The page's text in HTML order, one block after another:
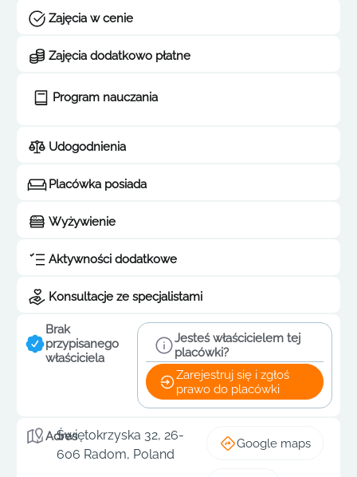
Zajęcia w cenie
Zajęcia dodatkowo płatne
Program nauczania
Udogodnienia
Placówka posiada
Wyżywienie
Aktywności dodatkowe
Konsultacje ze specjalistami
Brak
przypisanego
właściciela
Jesteś właścicielem tej
placówki?
Zarejestruj się i zgłoś
prawo do placówki
Adres
Świętokrzyska 32, 26-
606 Radom, Poland
Google maps